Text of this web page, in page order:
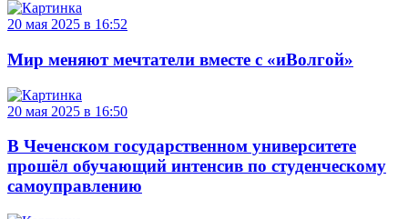
20 мая 2025 в 16:52
Мир меняют мечтатели вместе с «иВолгой»
20 мая 2025 в 16:50
В Чеченском государственном университете
прошёл обучающий интенсив по студенческому
самоуправлению